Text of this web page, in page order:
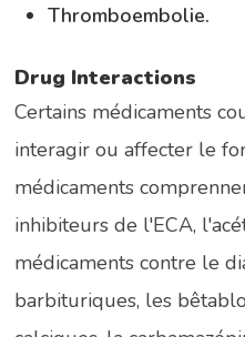
thromboembolie.
Drug Interactions
Certains médicaments
interagir ou affecter le
médicaments
inhibiteurs de l'ECA,
médicaments contre le
barbituriques, les